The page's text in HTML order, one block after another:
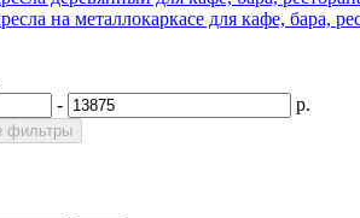
на металлокаркасе для кафе, бара,
-
р.
фильтры